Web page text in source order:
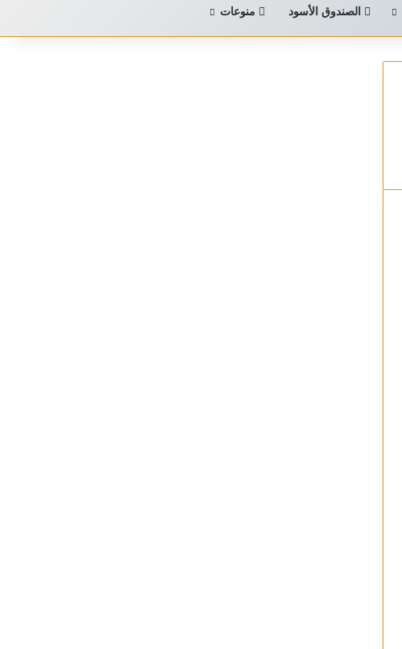
الصندوق الأسود منوعات